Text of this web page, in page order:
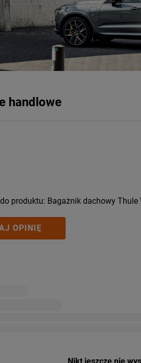
handlowe
produktu: Bagażnik dachowy Thule
OPINIĘ